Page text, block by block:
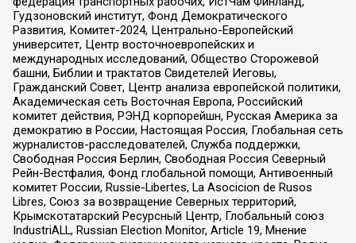
Гудзоновский институт, Фонд Демократического
Развития, Комитет-2024, Центрально-Европейский
университет, Центр восточноевропейских и
международных исследований, Общество Сторожевой
башни, Библии и трактатов Свидетелей Иеговы,
Гражданский Совет, Центр анализа европейской политики,
Академическая сеть Восточная Европа, Российский
комитет действия, РЭНД корпорейшн, Русская Америка за
демократию в России, Настоящая Россия, Глобальная сеть
журналистов-расследователей, Служба поддержки,
Свободная Россия Берлин, Свободная Россия Северный
Рейн-Вестфалия, Фонд глобальной помощи, Антивоенный
комитет России, Russie-Libertes, La Asocicion de Rusos
Libres, Союз за возвращение Северных территорий,
Крымскотатарский Ресурсный Центр, Глобальный союз
IndustriALL, Russian Election Monitor, Article 19, Мнение